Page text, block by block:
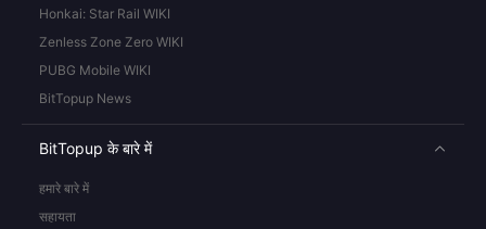
Honkai: Star Rail WIKI
Zenless Zone Zero WIKI
PUBG Mobile WIKI
BitTopup News
BitTopup के बारे में
हमारे बारे में
सहायता